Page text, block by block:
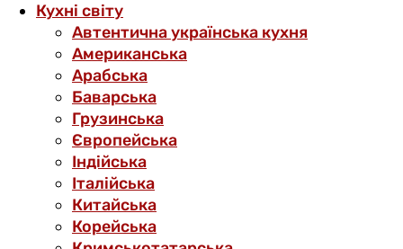
Кухні світу
Автентична українська кухня
Американська
Арабська
Баварська
Грузинська
Європейська
Індійська
Італійська
Китайська
Корейська